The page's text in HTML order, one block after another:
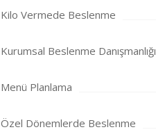
Kilo Vermede Beslenme
Kurumsal Beslenme Danışmanlığı
Menü Planlama
Özel Dönemlerde Beslenme